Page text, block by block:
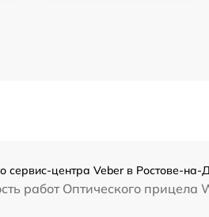
центра Veber в Ростове-на-
работ Оптического